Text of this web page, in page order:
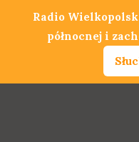
Radio
północnej i